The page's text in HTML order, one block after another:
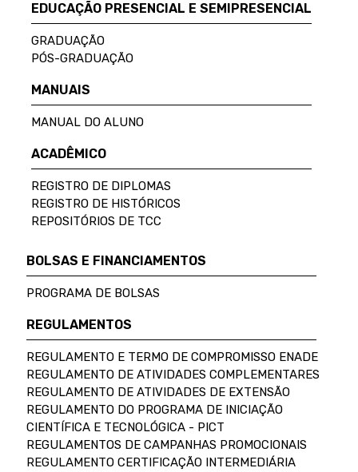
EDUCAÇÃO PRESENCIAL E SEMIPRESENCIAL
GRADUAÇÃO
PÓS-GRADUAÇÃO
MANUAIS
MANUAL DO ALUNO
ACADÊMICO
REGISTRO DE DIPLOMAS
REGISTRO DE HISTÓRICOS
REPOSITÓRIOS DE TCC
BOLSAS E FINANCIAMENTOS
PROGRAMA DE BOLSAS
REGULAMENTOS
REGULAMENTO E TERMO DE COMPROMISSO ENADE
REGULAMENTO DE ATIVIDADES COMPLEMENTARES
REGULAMENTO DE ATIVIDADES DE EXTENSÃO
REGULAMENTO DO PROGRAMA DE INICIAÇÃO
CIENTÍFICA E TECNOLÓGICA - PICT
REGULAMENTOS DE CAMPANHAS PROMOCIONAIS
REGULAMENTO CERTIFICAÇÃO INTERMEDIÁRIA